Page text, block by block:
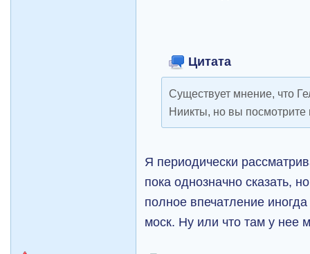
Цитата
Существует мнение, что
Ниикты, но вы посмотрите
Я периодически
пока однозначно сказать,
полное впечатление
моск. Ну или что там у нее